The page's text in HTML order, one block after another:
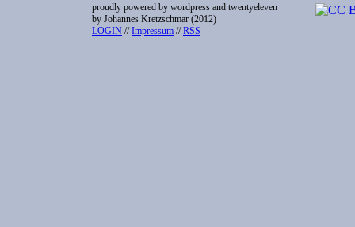
proudly powered by wordpress and twentyeleven
by Johannes Kretzschmar (2012)
LOGIN //Impressum //RSS